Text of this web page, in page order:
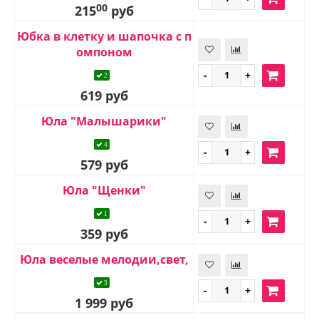
21500руб
Юбка в клетку и шапочка с п
омпоном
2
619 руб
Юла "Малышарики"
4
579 руб
Юла "Щенки"
1
359 руб
Юла веселые мелодии,свет,
3
1 999 руб